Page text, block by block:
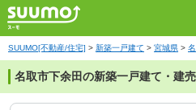
SUUMO[不動産/住宅] > 新築一戸建て > 宮城県 >
名取市下余田の新築一戸建て・建